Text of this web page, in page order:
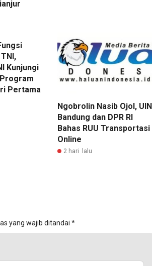
Kunjungi
Pertama
Ngobrolin Nasib Ojol, UIN
Bandung dan DPR RI
Bahas RUU Transportasi
Online
2 hari lalu
yang wajib ditandai *